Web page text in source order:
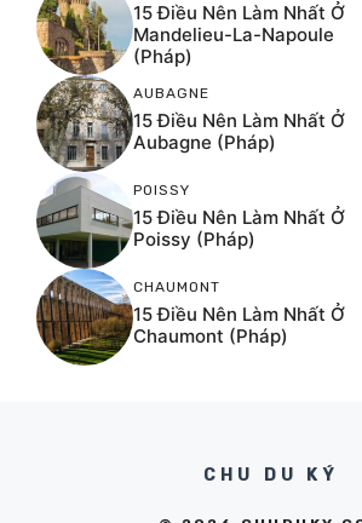
15 Điều Nên Làm Nhất Ở
Mandelieu-La-Napoule
(Pháp)
AUBAGNE
15 Điều Nên Làm Nhất Ở
Aubagne (Pháp)
POISSY
15 Điều Nên Làm Nhất Ở
Poissy (Pháp)
CHAUMONT
15 Điều Nên Làm Nhất Ở
Chaumont (Pháp)
CHU DU KÝ